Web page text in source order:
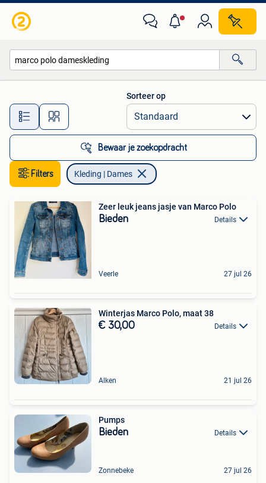
Alle afstanden…
Sorteer op
Bewaar je zoekopdracht
Filters Kleding | Dames
Zeer leuk jeans jasje van Marco Polo
Bieden Details
Veerle 27 jul 26
Winterjas Marco Polo, maat 38
€ 30,00 Details
Alken 21 jul 26
Pumps
Bieden Details
Zonnebeke 27 jul 26